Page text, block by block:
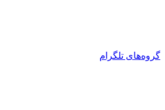
گروه‌های تلگرام